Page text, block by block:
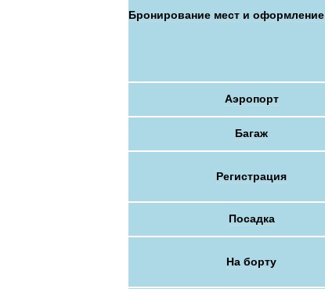
Бронирование мест и оформление
Аэропорт
Багаж
Регистрация
Посадка
На борту